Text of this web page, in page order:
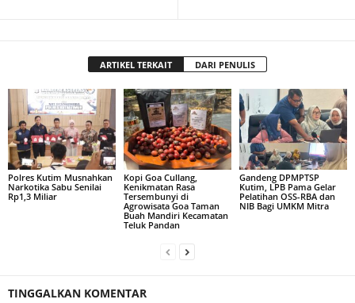
ARTIKEL TERKAIT DARI PENULIS
Polres Kutim Musnahkan
Narkotika Sabu Senilai
Rp1,3 Miliar
Kopi Goa Cullang,
Kenikmatan Rasa
Tersembunyi di
Agrowisata Goa Taman
Buah Mandiri Kecamatan
Teluk Pandan
Gandeng DPMPTSP
Kutim, LPB Pama Gelar
Pelatihan OSS-RBA dan
NIB Bagi UMKM Mitra
TINGGALKAN KOMENTAR